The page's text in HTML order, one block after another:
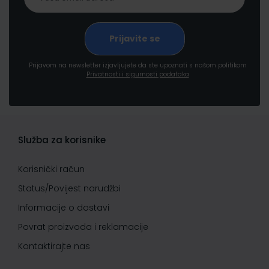
Prijavom na newsletter izjavljujete da ste upoznati s našom politikom
Privatnosti i sigurnosti podataka
Služba za korisnike
Korisnički račun
Status/Povijest narudžbi
Informacije o dostavi
Povrat proizvoda i reklamacije
Kontaktirajte nas